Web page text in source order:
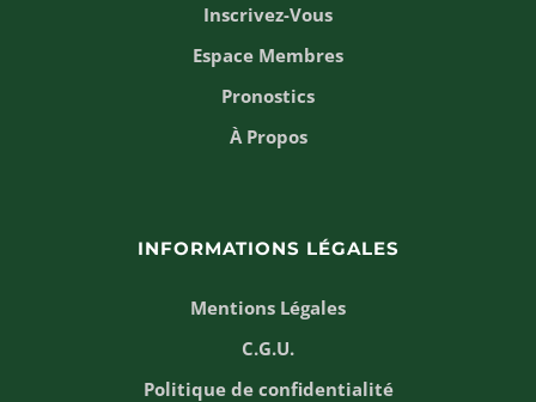
Inscrivez-Vous
Espace Membres
Pronostics
À Propos
INFORMATIONS LÉGALES
Mentions Légales
C.G.U.
Politique de confidentialité